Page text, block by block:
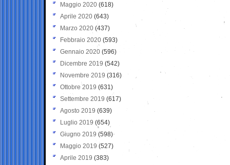
Maggio 2020 (618)
Aprile 2020 (643)
Marzo 2020 (437)
Febbraio 2020 (593)
Gennaio 2020 (596)
Dicembre 2019 (542)
Novembre 2019 (316)
Ottobre 2019 (631)
Settembre 2019 (617)
Agosto 2019 (639)
Luglio 2019 (654)
Giugno 2019 (598)
Maggio 2019 (527)
Aprile 2019 (383)